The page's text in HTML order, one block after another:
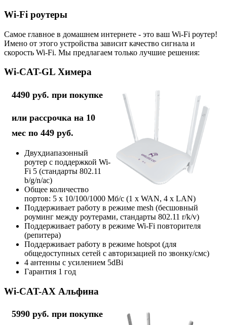
Wi-Fi роутеры
Самое главное в домашнем интернете - это ваш Wi-Fi роутер!
Имено от этого устройства зависит качество сигнала и
скорость Wi-Fi. Мы предлагаем только лучшие решения:
Wi-CAT-GL Химера
4490 руб. при покупке
или рассрочка на 10
мес по 449 руб.
Двухдиапазонный
роутер с поддержкой Wi-
Fi 5 (стандарты 802.11
b/g/n/ac)
Общее количество
портов: 5 х 10/100/1000 Мб/с (1 x WAN, 4 x LAN)
Поддерживает работу в режиме mesh (бесшовный
роуминг между роутерами, стандарты 802.11 r/k/v)
Поддерживает работу в режиме Wi-Fi повторителя
(репитера)
Поддерживает работу в режиме hotspot (для
общедоступных сетей с авторизацией по звонку/смс)
4 антенны с усилением 5dBi
Гарантия 1 год
Wi-CAT-AX Альфина
5990 руб. при покупке